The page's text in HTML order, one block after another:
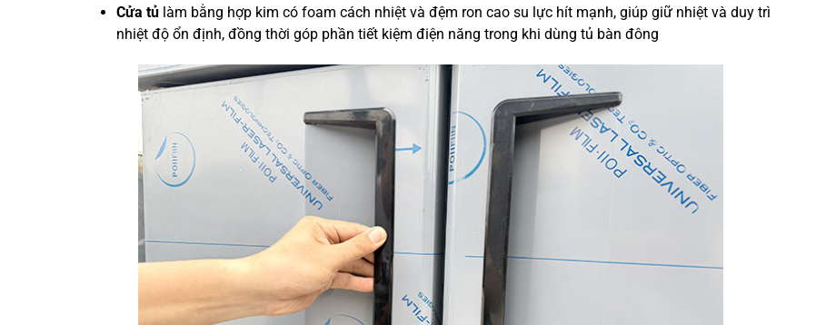
Cửa tủ làm bằng hợp kim có foam cách nhiệt và đệm ron cao su lực hít mạnh, giúp giữ nhiệt và duy trì
nhiệt độ ổn định, đồng thời góp phần tiết kiệm điện năng trong khi dùng tủ bàn đông